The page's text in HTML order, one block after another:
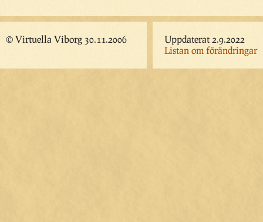
© Virtuella Viborg 30.11.2006
Uppdaterat 2.9.2022
Listan om förändringar